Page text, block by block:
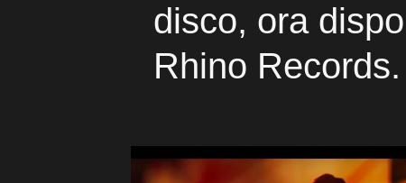
disco, ora
Rhino Records.